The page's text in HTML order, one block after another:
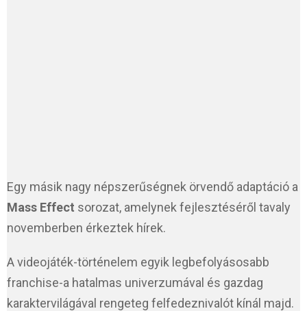
Egy másik nagy népszerűségnek örvendő adaptáció a
Mass Effect sorozat, amelynek fejlesztéséről tavaly
novemberben érkeztek hírek.
A videojáték-történelem egyik legbefolyásosabb
franchise-a hatalmas univerzumával és gazdag
karaktervilágával rengeteg felfedeznivalót kínál majd.